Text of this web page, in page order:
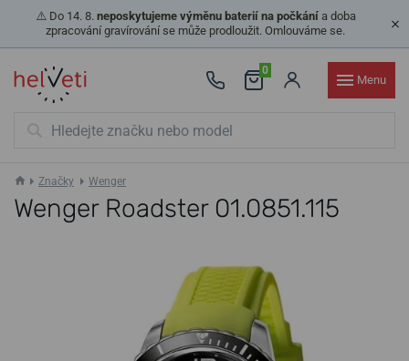
⚠️ Do 14. 8. neposkytujeme výměnu baterií na počkánía doba
zpracování gravírování se může prodloužit. Omlouváme se.
0
Menu
Značky Wenger
Wenger Roadster 01.0851.115